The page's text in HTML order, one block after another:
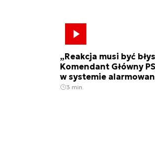
„Reakcja musi być
Komendant Główny
w systemie
3 min.